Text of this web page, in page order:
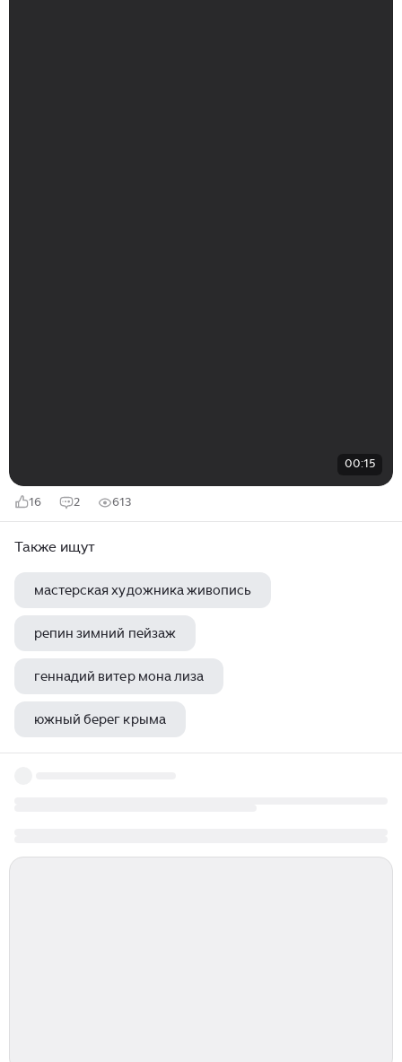
00:15
16 2 613
Также ищут
мастерская художника живопись
репин зимний пейзаж
геннадий витер мона лиза
южный берег крыма